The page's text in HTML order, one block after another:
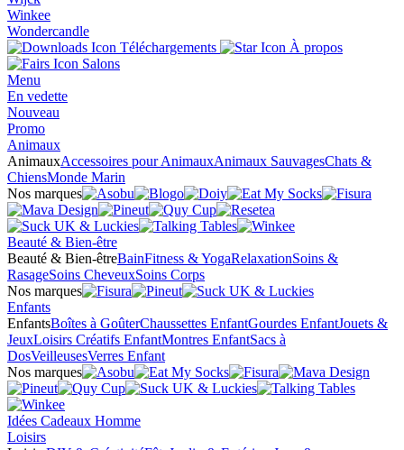
Winkee
Wondercandle
Téléchargements
À propos
Salons
Menu
En vedette
Nouveau
Promo
Animaux
AnimauxAccessoires pour AnimauxAnimaux SauvagesChats &
ChiensMonde Marin
Nos marques
Beauté & Bien-être
Beauté & Bien-êtreBainFitness & YogaRelaxationSoins &
RasageSoins CheveuxSoins Corps
Nos marques
Enfants
EnfantsBoîtes à GoûterChaussettes EnfantGourdes EnfantJouets &
JeuxLoisirs Créatifs EnfantMontres EnfantSacs à
DosVeilleusesVerres Enfant
Nos marques
Idées Cadeaux Homme
Loisirs